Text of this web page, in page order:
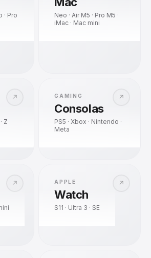
· Pro
Neo · Air M5 · Pro M5 ·
iMac · Mac mini
↗
Z
↗
GAMING
Consolas
PS5 · Xbox · Nintendo ·
Meta
↗ ↗
APPLE
Watch
S11 · Ultra 3 · SE